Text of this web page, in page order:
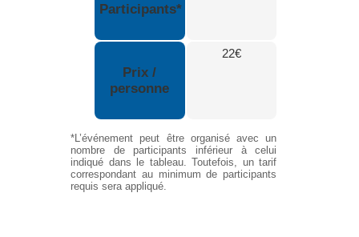
Participants*
Prix /
personne
22€
*L’événement peut être organisé avec un
nombre de participants inférieur à celui
indiqué dans le tableau. Toutefois, un tarif
correspondant au minimum de participants
requis sera appliqué.